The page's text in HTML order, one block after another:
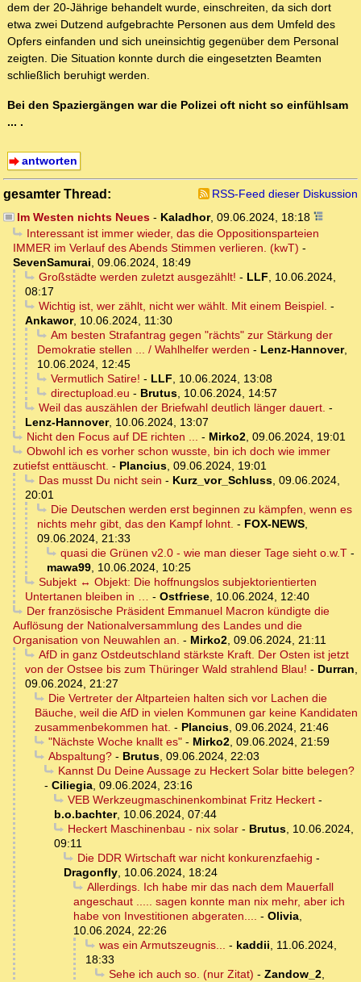
dem der 20-Jährige behandelt wurde, einschreiten, da sich dort
etwa zwei Dutzend aufgebrachte Personen aus dem Umfeld des
Opfers einfanden und sich uneinsichtig gegenüber dem Personal
zeigten. Die Situation konnte durch die eingesetzten Beamten
schließlich beruhigt werden.
Bei den Spaziergängen war die Polizei oft nicht so einfühlsam
... .
antworten
gesamter Thread:
RSS-Feed dieser Diskussion
Im Westen nichts Neues- Kaladhor, 09.06.2024, 18:18
Interessant ist immer wieder, das die Oppositionsparteien
IMMER im Verlauf des Abends Stimmen verlieren. (kwT) -
SevenSamurai, 09.06.2024, 18:49
Großstädte werden zuletzt ausgezählt! - LLF, 10.06.2024,
08:17
Wichtig ist, wer zählt, nicht wer wählt. Mit einem Beispiel. -
Ankawor, 10.06.2024, 11:30
Am besten Strafantrag gegen "rächts" zur Stärkung der
Demokratie stellen ... / Wahlhelfer werden - Lenz-Hannover,
10.06.2024, 12:45
Vermutlich Satire! - LLF, 10.06.2024, 13:08
directupload.eu - Brutus, 10.06.2024, 14:57
Weil das auszählen der Briefwahl deutlich länger dauert. -
Lenz-Hannover, 10.06.2024, 13:07
Nicht den Focus auf DE richten ... - Mirko2, 09.06.2024, 19:01
Obwohl ich es vorher schon wusste, bin ich doch wie immer
zutiefst enttäuscht. - Plancius, 09.06.2024, 19:01
Das musst Du nicht sein - Kurz_vor_Schluss, 09.06.2024,
20:01
Die Deutschen werden erst beginnen zu kämpfen, wenn es
nichts mehr gibt, das den Kampf lohnt. - FOX-NEWS,
09.06.2024, 21:33
quasi die Grünen v2.0 - wie man dieser Tage sieht o.w.T-
mawa99, 10.06.2024, 10:25
Subjekt ↔ Objekt: Die hoffnungslos subjektorientierten
Untertanen bleiben in … - Ostfriese, 10.06.2024, 12:40
Der französische Präsident Emmanuel Macron kündigte die
Auflösung der Nationalversammlung des Landes und die
Organisation von Neuwahlen an. - Mirko2, 09.06.2024, 21:11
AfD in ganz Ostdeutschland stärkste Kraft. Der Osten ist jetzt
von der Ostsee bis zum Thüringer Wald strahlend Blau! - Durran,
09.06.2024, 21:27
Die Vertreter der Altparteien halten sich vor Lachen die
Bäuche, weil die AfD in vielen Kommunen gar keine Kandidaten
zusammenbekommen hat. - Plancius, 09.06.2024, 21:46
"Nächste Woche knallt es"- Mirko2, 09.06.2024, 21:59
Abspaltung?- Brutus, 09.06.2024, 22:03
Kannst Du Deine Aussage zu Heckert Solar bitte belegen?
- Ciliegia, 09.06.2024, 23:16
VEB Werkzeugmaschinenkombinat Fritz Heckert-
b.o.bachter, 10.06.2024, 07:44
Heckert Maschinenbau - nix solar- Brutus, 10.06.2024,
09:11
Die DDR Wirtschaft war nicht konkurenzfaehig -
Dragonfly, 10.06.2024, 18:24
Allerdings. Ich habe mir das nach dem Mauerfall
angeschaut ..... sagen konnte man nix mehr, aber ich
habe von Investitionen abgeraten.... - Olivia,
10.06.2024, 22:26
was ein Armutszeugnis... - kaddii, 11.06.2024,
18:33
Sehe ich auch so. (nur Zitat) - Zandow_2,